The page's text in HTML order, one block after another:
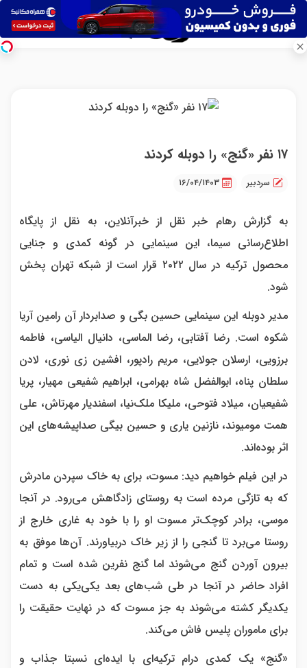
۱۷ نفر «گنج» را دوبله کردند
سردبیر ۱۶/۰۴/۱۴۰۳
به گزارش رهام خبر نقل از خبرآنلاین، به نقل از پایگاه
اطلاع‌رسانی سیما، این سینمایی در گونه کمدی و جنایی
محصول ترکیه در سال ۲۰۲۲ قرار است از شبکه تهران پخش
شود.
مدیر دوبله این سینمایی حسین بگی و صدابردار آن رامین آریا
شکوه است. رضا آفتابی، رضا الماسی، دانیال الیاسی، فاطمه
برزویی، ارسلان جولایی، مریم رادپور، افشین زی نوری، لادن
سلطان پناه، ابوالفضل شاه بهرامی، ابراهیم شفیعی مهیار، پریا
شفیعیان، میلاد فتوحی، ملیکا ملک‌نیا، اسفندیار مهرتاش، علی
همت مومیوند، نازنین یاری و حسین بیگی صداپیشه‌های این
اثر بوده‌اند.
در این فیلم خواهیم دید: مسوت، برای به خاک سپردن مادرش
که به تازگی مرده است به روستای زادگاهش می‌رود. در آنجا
موسی، برادر کوچک‌تر مسوت او را با خود به غاری خارج از
روستا می‌برد تا گنجی را از زیر خاک دربیاورند. آن‌ها موفق به
بیرون آوردن گنج می‌شوند اما گنج نفرین شده است و تمام
افراد حاضر در آنجا در طی شب‌های بعد یکی‌یکی به دست
یکدیگر کشته می‌شوند به جز مسوت که در نهایت حقیقت را
برای ماموران پلیس فاش می‌کند.
«گنج» یک کمدی درام ترکیه‌ای با ایده‌ای نسبتا جذاب و